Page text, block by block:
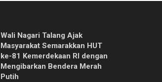
Wali Nagari Talang Ajak
Masyarakat Semarakkan HUT
ke-81 Kemerdekaan RI dengan
Mengibarkan Bendera Merah
Putih